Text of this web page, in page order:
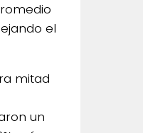
el
mitad
un